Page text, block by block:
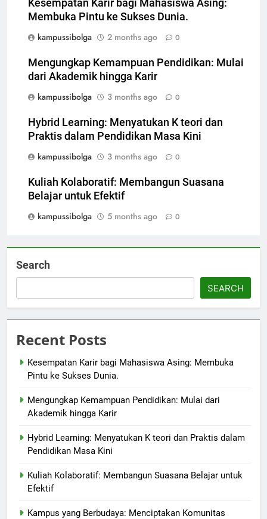
Kesempatan Karir bagi Mahasiswa Asing:
Membuka Pintu ke Sukses Dunia.
kampussibolga
2 months ago 0
Mengungkap Kemampuan Pendidikan: Mulai
dari Akademik hingga Karir
kampussibolga
3 months ago 0
Hybrid Learning: Menyatukan K teori dan
Praktis dalam Pendidikan Masa Kini
kampussibolga
3 months ago 0
Kuliah Kolaboratif: Membangun Suasana
Belajar untuk Efektif
kampussibolga
5 months ago 0
Search
SEARCH
Recent Posts
Kesempatan Karir bagi Mahasiswa Asing: Membuka
Pintu ke Sukses Dunia.
Mengungkap Kemampuan Pendidikan: Mulai dari
Akademik hingga Karir
Hybrid Learning: Menyatukan K teori dan Praktis dalam
Pendidikan Masa Kini
Kuliah Kolaboratif: Membangun Suasana Belajar untuk
Efektif
Kampus yang Berbudaya: Menciptakan Komunitas